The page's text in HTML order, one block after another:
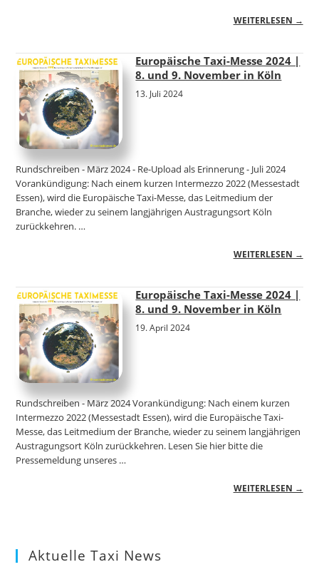
WEITERLESEN →
Europäische Taxi-Messe 2024 |
8. und 9. November in Köln
13. Juli 2024
Rundschreiben - März 2024 - Re-Upload als Erinnerung - Juli 2024
Vorankündigung: Nach einem kurzen Intermezzo 2022 (Messestadt
Essen), wird die Europäische Taxi-Messe, das Leitmedium der
Branche, wieder zu seinem langjährigen Austragungsort Köln
zurückkehren. …
WEITERLESEN →
Europäische Taxi-Messe 2024 |
8. und 9. November in Köln
19. April 2024
Rundschreiben - März 2024 Vorankündigung: Nach einem kurzen
Intermezzo 2022 (Messestadt Essen), wird die Europäische Taxi-
Messe, das Leitmedium der Branche, wieder zu seinem langjährigen
Austragungsort Köln zurückkehren. Lesen Sie hier bitte die
Pressemeldung unseres …
WEITERLESEN →
Aktuelle Taxi News